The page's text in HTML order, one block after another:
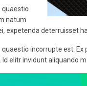
quaestio
natum
expetenda deterruisset
incorrupte est.
elitr invidunt aliquando